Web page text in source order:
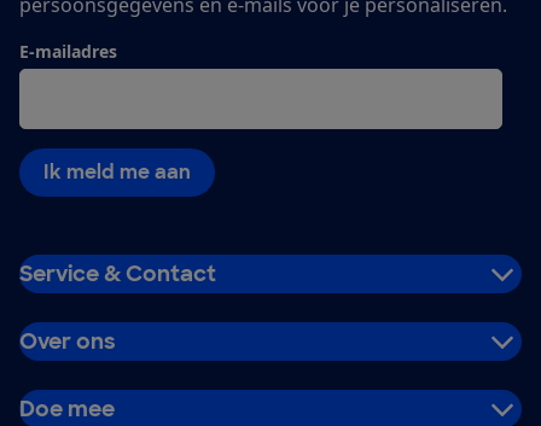
persoonsgegevens en e-mails voor je personaliseren.
E-mailadres
Ik meld me aan
Service & Contact
Over ons
Doe mee